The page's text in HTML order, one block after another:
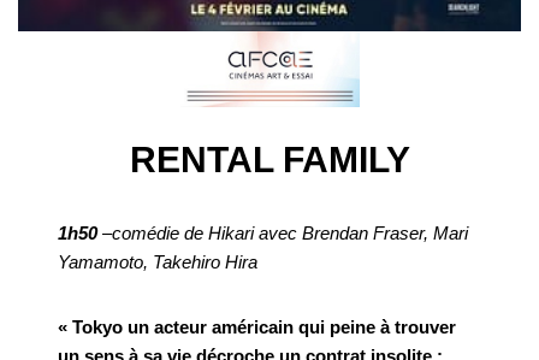
RENTAL FAMILY
1h50–comédie de Hikari avec Brendan Fraser, Mari
Yamamoto, Takehiro Hira
« Tokyo un acteur américain qui peine à trouver
un sens à sa vie décroche un contrat insolite :